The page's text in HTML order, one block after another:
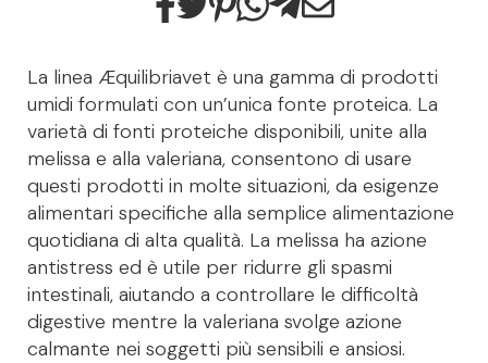
La linea Æquilibriavet è una gamma di prodotti
umidi formulati con un’unica fonte proteica. La
varietà di fonti proteiche disponibili, unite alla
melissa e alla valeriana, consentono di usare
questi prodotti in molte situazioni, da esigenze
alimentari specifiche alla semplice alimentazione
quotidiana di alta qualità. La melissa ha azione
antistress ed è utile per ridurre gli spasmi
intestinali, aiutando a controllare le difficoltà
digestive mentre la valeriana svolge azione
calmante nei soggetti più sensibili e ansiosi.